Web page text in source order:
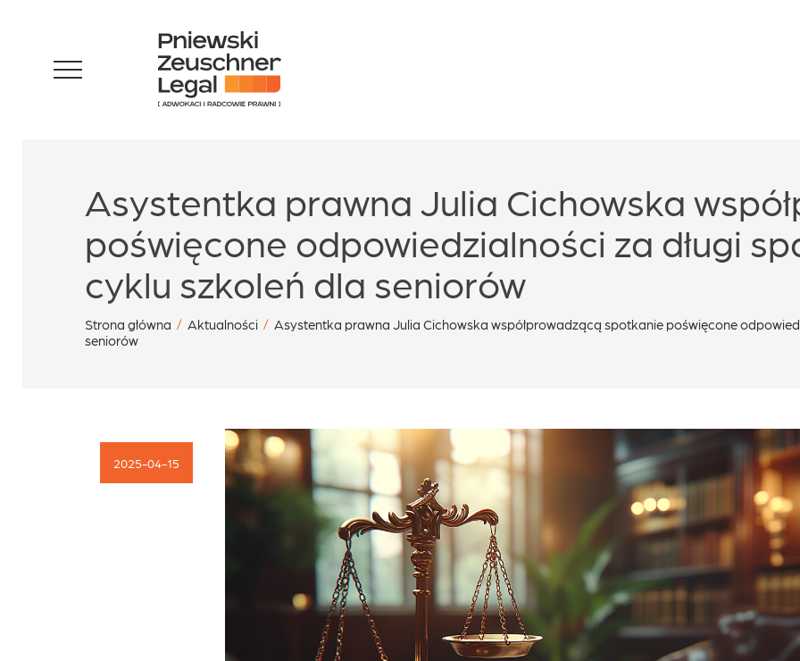
content
Sukcesy
Blog
Kariera
Asystentka prawna Julia Cichowska
poświęcone odpowiedzialności za długi
cyklu szkoleń dla seniorów
Strona główna / Aktualności / Asystentka prawna Julia Cichowska współprowadzącą spotkanie poświęcone
seniorów
2025-04-15